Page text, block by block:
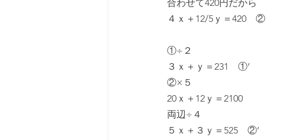
合わせて420円だから
４ｘ＋12/5ｙ＝420　②
①÷２
３ｘ＋ｙ＝231　①’
②×５
20ｘ＋12ｙ＝2100
両辺÷４
５ｘ＋３ｙ＝525　②’